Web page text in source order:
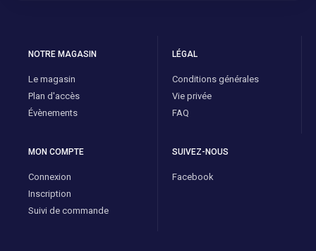
NOTRE MAGASIN
Le magasin
Plan d'accès
Évènements
LÉGAL
Conditions générales
Vie privée
FAQ
MON COMPTE
Connexion
Inscription
Suivi de commande
SUIVEZ-NOUS
Facebook